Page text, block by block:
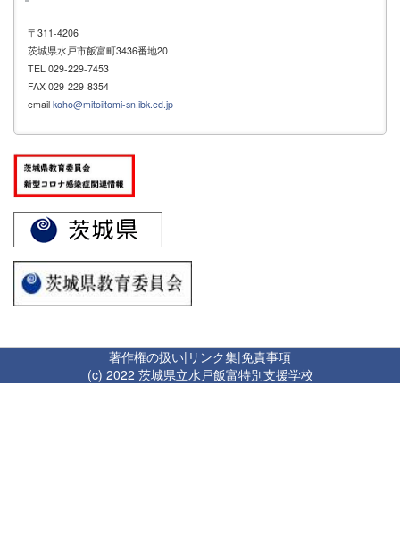
〒311-4206
茨城県水戸市飯富町3436番地20
TEL 029-229-7453
FAX 029-229-8354
email koho@mitoiitomi-sn.ibk.ed.jp
著作権の扱い| リンク集|免責事項
(c) 2022 茨城県立水戸飯富特別支援学校